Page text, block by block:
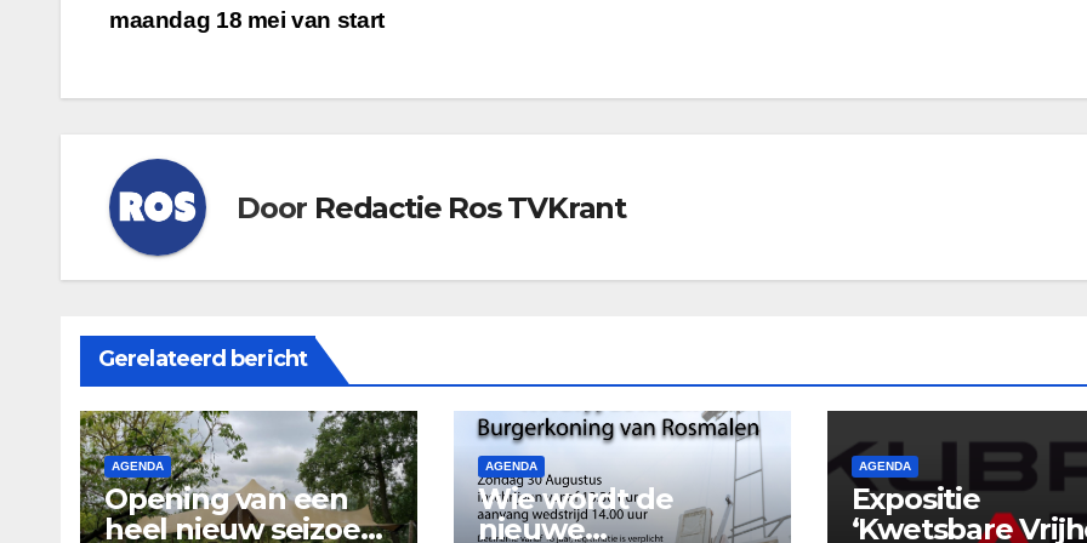
navigatie
maandag 18 mei van start
Door Redactie Ros TVKrant
Gerelateerd bericht
AGENDA
Opening van een
heel nieuw seizoen
AGENDA
Wie wordt de
nieuwe
AGENDA
Expositie
‘Kwetsbare